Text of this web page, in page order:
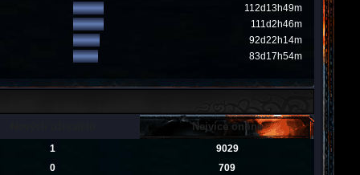
112d13h49m
111d2h46m
92d22h14m
83d17h54m
Nejvíce online
1
9029
0
709